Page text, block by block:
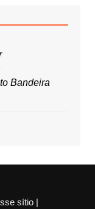
Bandeira
sítio |